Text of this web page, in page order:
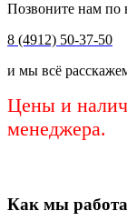
Позвоните нам по
8 (4912) 50-37-50
и мы всё
Цены и
менеджера.
Как мы